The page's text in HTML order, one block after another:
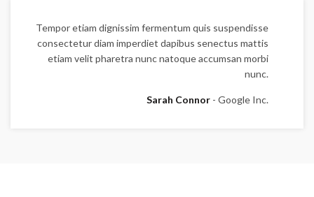
Tempor etiam dignissim fermentum quis suspendisse
consectetur diam imperdiet dapibus senectus mattis
etiam velit pharetra nunc natoque accumsan morbi
nunc.
Sarah Connor Google Inc.